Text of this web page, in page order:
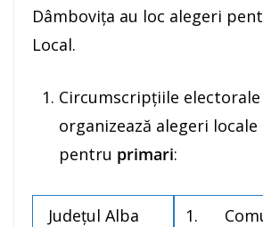
Dâmboviţa au loc alegeri
Local.
Circumscripţiile electorale
organizează alegeri
pentru primari:
Judeţul Alba
1.